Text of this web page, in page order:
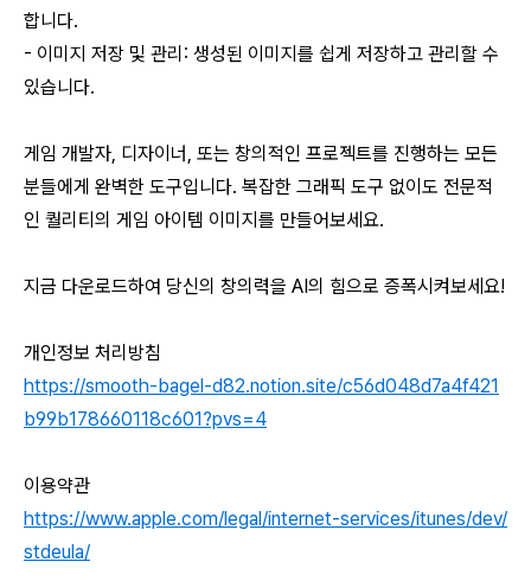
합니다.
- 이미지 저장 및 관리: 생성된 이미지를 쉽게 저장하고 관리할 수
있습니다.
게임 개발자, 디자이너, 또는 창의적인 프로젝트를 진행하는 모든
분들에게 완벽한 도구입니다. 복잡한 그래픽 도구 없이도 전문적
인 퀄리티의 게임 아이템 이미지를 만들어보세요.
지금 다운로드하여 당신의 창의력을 AI의 힘으로 증폭시켜보세요!
개인정보 처리방침
https://smooth-bagel-d82.notion.site/c56d048d7a4f421
b99b178660118c601?pvs=4
이용약관
https://www.apple.com/legal/internet-services/itunes/dev/
stdeula/